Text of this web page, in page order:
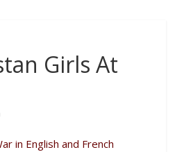
Girls At
in English and French